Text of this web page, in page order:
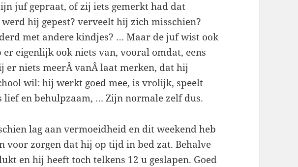
juf gepraat, of zij iets gemerkt had dat
hij gepest? verveelt hij zich misschien?
met andere kindjes? … Maar de juf wist ook
er eigenlijk ook niets van, vooral omdat, eens
niets meerÂ vanÂ laat merken, dat hij
wil: hij werkt goed mee, is vrolijk, speelt
lief en behulpzaam, … Zijn normale zelf dus.
lag aan vermoeidheid en dit weekend heb
voor zorgen dat hij op tijd in bed zat. Behalve
en hij heeft toch telkens 12 u geslapen. Goed